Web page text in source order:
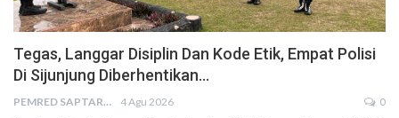
Tegas, Langgar Disiplin Dan Kode Etik, Empat Polisi
Di Sijunjung Diberhentikan…
PEMRED SAPTARIUS 4 Agu 2026 0